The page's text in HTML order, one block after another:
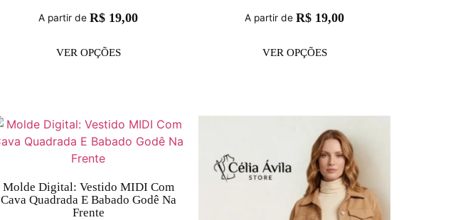
A partir de R$ 19,00
VER OPÇÕES
A partir de R$ 19,00
VER OPÇÕES
Molde Digital: Vestido MIDI Com
Cava Quadrada E Babado Godê Na
Frente